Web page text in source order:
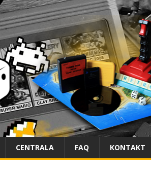
CENTRALA FAQ KONTAKT